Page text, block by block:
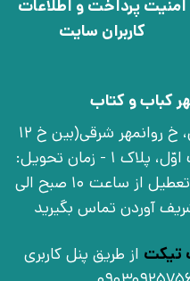
امنیت پرداخت و اطلاعات
کاربران سایت
کباب و کتاب
تهران، خ انقلاب، خ 12 فروردین، خ روانمهر شرقی(بین خ 12
فروردین و خ فخر رازی)، بن‌بست اوّل، پلاک 1 - زمان تحویل:
شنبه تا چهارشنبه به جز روزهای تعطیل از ساعت 10 صبح الی
تیکت از طریق پنل کاربری